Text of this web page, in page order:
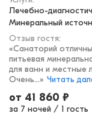
Лечебно-
Минеральный
Отзыв гостя:
«Санаторий
питьевая
для ванн и местные
Очень...» Читать
от 41 860 ₽
за 7 ночей / 1 гость